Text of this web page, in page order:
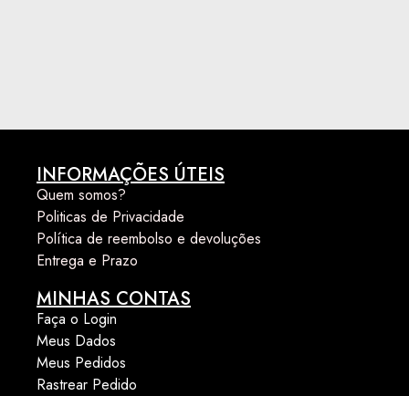
INFORMAÇÕES ÚTEIS
Quem somos?
Politicas de Privacidade
Política de reembolso e devoluções
Entrega e Prazo
MINHAS CONTAS
Faça o Login
Meus Dados
Meus Pedidos
Rastrear Pedido